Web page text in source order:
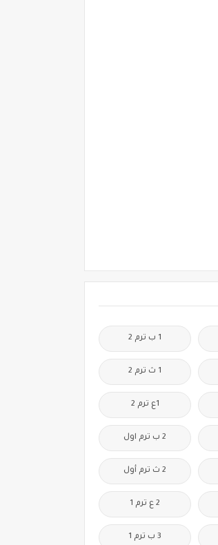
1 ب ترم 2
1 ث ترم 2
1ع ترم 2
2 ب ترم اول
2 ث ترم أول
2 ع ترم 1
3 ب ترم 1